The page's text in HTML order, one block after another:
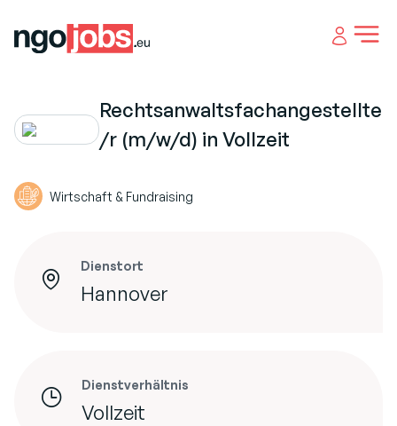
Open
Rechtsanwaltsfachangestellte
/r (m/w/d) in Vollzeit
Wirtschaft & Fundraising
Dienstort
Hannover
Dienstverhältnis
Vollzeit